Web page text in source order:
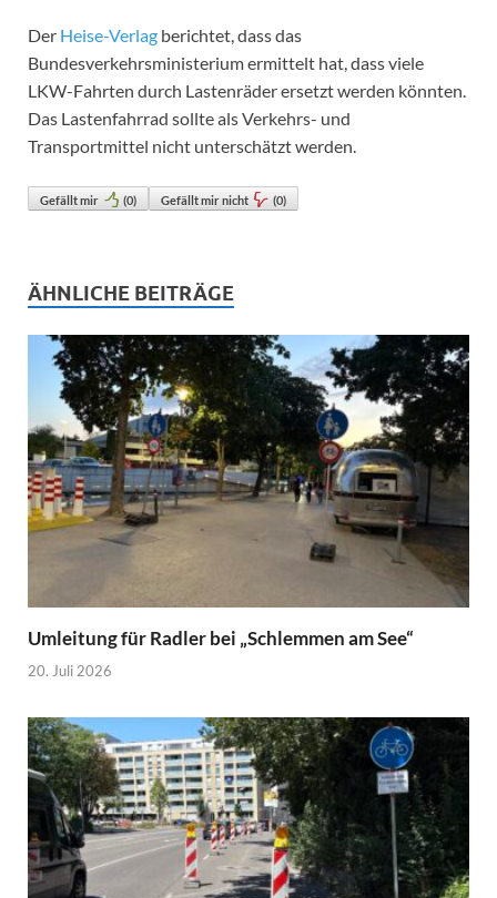
Der Heise-Verlag berichtet, dass das
Bundesverkehrsministerium ermittelt hat, dass viele
LKW-Fahrten durch Lastenräder ersetzt werden könnten.
Das Lastenfahrrad sollte als Verkehrs- und
Transportmittel nicht unterschätzt werden.
Gefällt mir (0) Gefällt mir nicht (0)
ÄHNLICHE BEITRÄGE
Umleitung für Radler bei „Schlemmen am See“
20. Juli 2026